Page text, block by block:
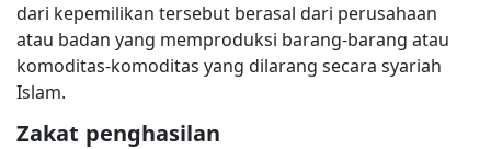
dari kepemilikan tersebut berasal dari perusahaan
atau badan yang memproduksi barang-barang atau
komoditas-komoditas yang dilarang secara syariah
Islam.
Zakat penghasilan